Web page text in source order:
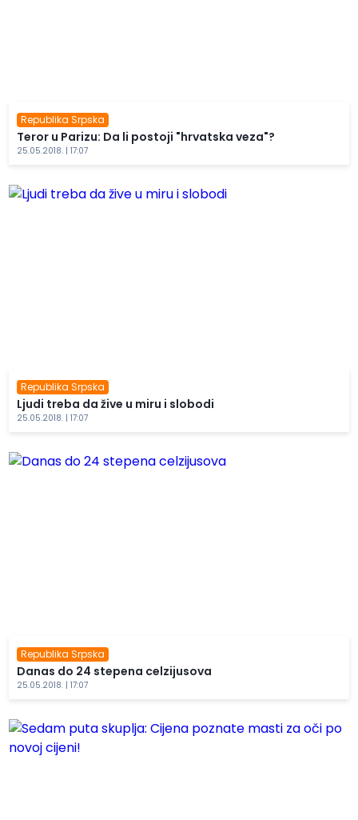
Republika Srpska
Teror u Parizu: Da li postoji "hrvatska veza"?
25.05.2018. | 17:07
Republika Srpska
Ljudi treba da žive u miru i slobodi
25.05.2018. | 17:07
Republika Srpska
Danas do 24 stepena celzijusova
25.05.2018. | 17:07